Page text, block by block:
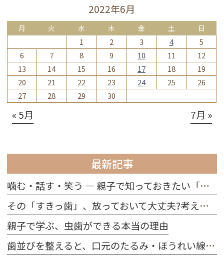
2022年6月
月 火 水 木 金 土 日
1 2 3 4
5
6
7 8 9 10 11
12
13
14 15 16 17 18
19
20
21 22 23 24 25
26
27
28 29 30
« 5月 7月 »
最新記事
噛む・話す・笑う ― 親子で知っておきたい「歯の役割」
その「すきっ歯」、放っておいて大丈夫?考えられる原因を解説
親子で学ぶ、虫歯ができる本当の理由
歯並びを整えると、口元のたるみ・ほうれい線は改善する？